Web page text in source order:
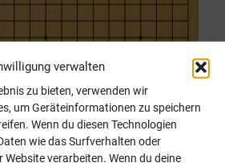
verwalten
zu bieten, verwenden wir
um Geräteinformationen zu speichern
Wenn du diesen Technologien
wie das Surfverhalten oder
Website verarbeiten. Wenn du deine